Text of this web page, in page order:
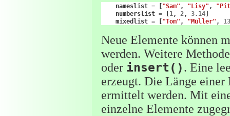
nameslist = ["Sam" , "Lisy" ,
numberslist = [1, 2, 3.14]
mixedlist = ["Tom" , "Müller" ,
Neue Elemente können
werden. Weitere
oder insert(). Eine
erzeugt. Die Länge
ermittelt werden. Mit
einzelne Elemente